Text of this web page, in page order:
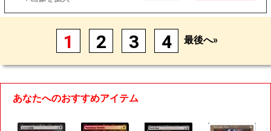
1 2 3 4 最後へ»
あなたへのおすすめアイテム